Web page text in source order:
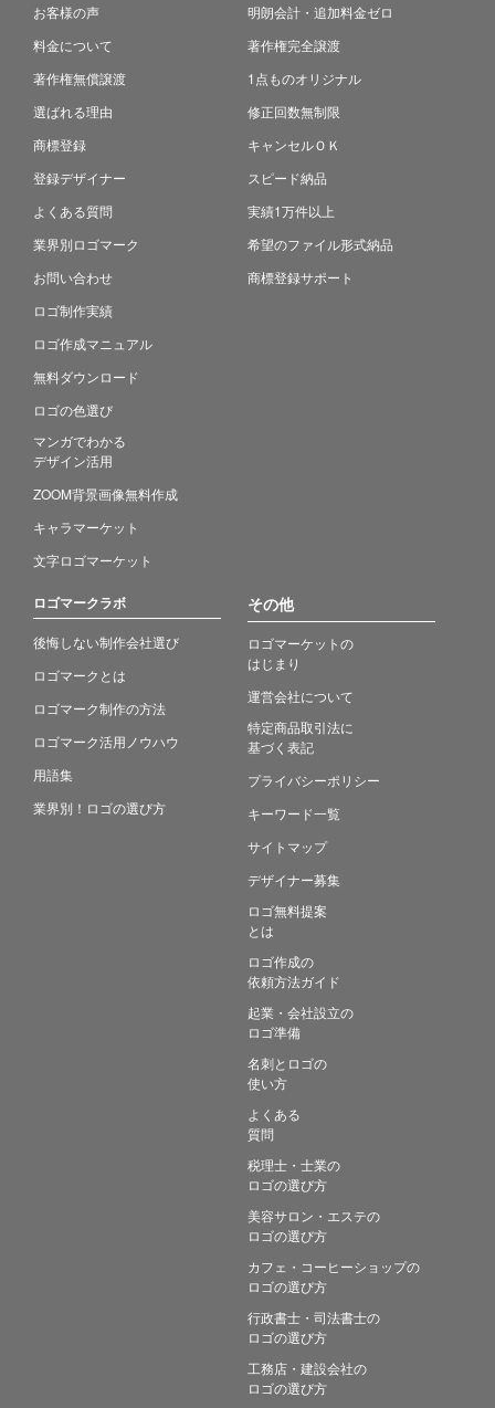
お客様の声
料金について
著作権無償譲渡
選ばれる理由
商標登録
登録デザイナー
よくある質問
業界別ロゴマーク
お問い合わせ
ロゴ制作実績
ロゴ作成マニュアル
無料ダウンロード
ロゴの色選び
マンガでわかる
デザイン活用
ZOOM背景画像無料作成
キャラマーケット
文字ロゴマーケット
明朗会計・追加料金ゼロ
著作権完全譲渡
1点ものオリジナル
修正回数無制限
キャンセルＯＫ
スピード納品
実績1万件以上
希望のファイル形式納品
商標登録サポート
ロゴマークラボ
後悔しない制作会社選び
ロゴマークとは
ロゴマーク制作の方法
ロゴマーク活用ノウハウ
用語集
業界別！ロゴの選び方
その他
ロゴマーケットの
はじまり
運営会社について
特定商品取引法に
基づく表記
プライバシーポリシー
キーワード一覧
サイトマップ
デザイナー募集
ロゴ無料提案
とは
ロゴ作成の
依頼方法ガイド
起業・会社設立の
ロゴ準備
名刺とロゴの
使い方
よくある
質問
税理士・士業の
ロゴの選び方
美容サロン・エステの
ロゴの選び方
カフェ・コーヒーショップの
ロゴの選び方
行政書士・司法書士の
ロゴの選び方
工務店・建設会社の
ロゴの選び方